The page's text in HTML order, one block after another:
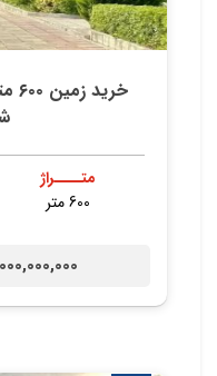
متــــراژ
600 متر
36,000,000,000